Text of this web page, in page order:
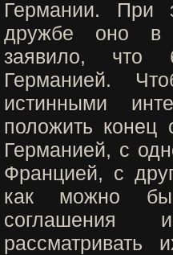
Германии. При
дружбе оно в
заявило, что
Германией.
истинными
положить
Германией, с
Францией, с
как можно
соглашения
рассматривать